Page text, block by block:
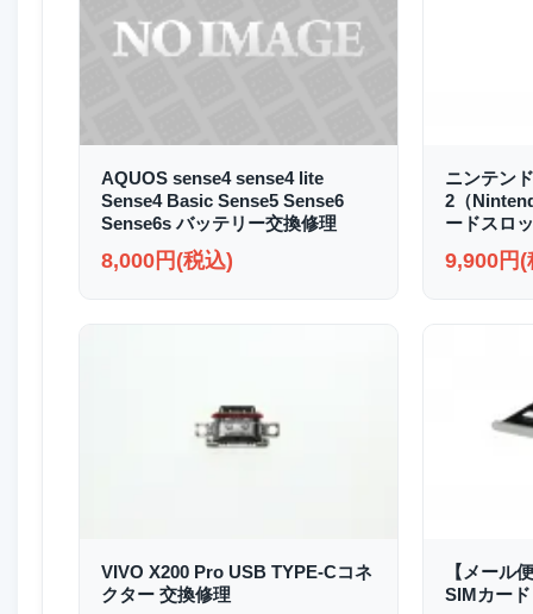
AQUOS sense4 sense4 lite
Sense4 Basic Sense5 Sense6
Sense6s バッテリー交換修理
8,000円(税込)
ニンテン
2（
ードスロ
9,900円(
VIVO X200 Pro USB TYPE-Cコネ
クター 交換修理
【メール
SIMカー